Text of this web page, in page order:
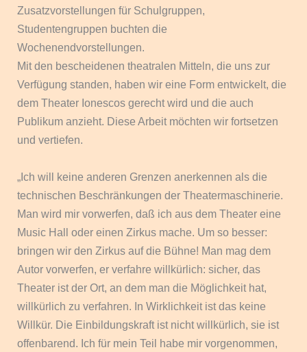
Zusatzvorstellungen für Schulgruppen,
Studentengruppen buchten die
Wochenendvorstellungen.
Mit den bescheidenen theatralen Mitteln, die uns zur
Verfügung standen, haben wir eine Form entwickelt, die
dem Theater Ionescos gerecht wird und die auch
Publikum anzieht. Diese Arbeit möchten wir fortsetzen
und vertiefen.
„Ich will keine anderen Grenzen anerkennen als die
technischen Beschränkungen der Theatermaschinerie.
Man wird mir vorwerfen, daß ich aus dem Theater eine
Music Hall oder einen Zirkus mache. Um so besser:
bringen wir den Zirkus auf die Bühne! Man mag dem
Autor vorwerfen, er verfahre willkürlich: sicher, das
Theater ist der Ort, an dem man die Möglichkeit hat,
willkürlich zu verfahren. In Wirklichkeit ist das keine
Willkür. Die Einbildungskraft ist nicht willkürlich, sie ist
offenbarend. Ich für mein Teil habe mir vorgenommen,